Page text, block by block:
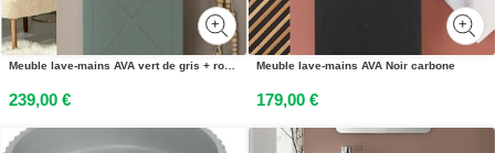
Meuble lave-mains AVA vert de gris + robinet noir
239,00 €
Meuble lave-mains AVA Noir carbone
179,00 €